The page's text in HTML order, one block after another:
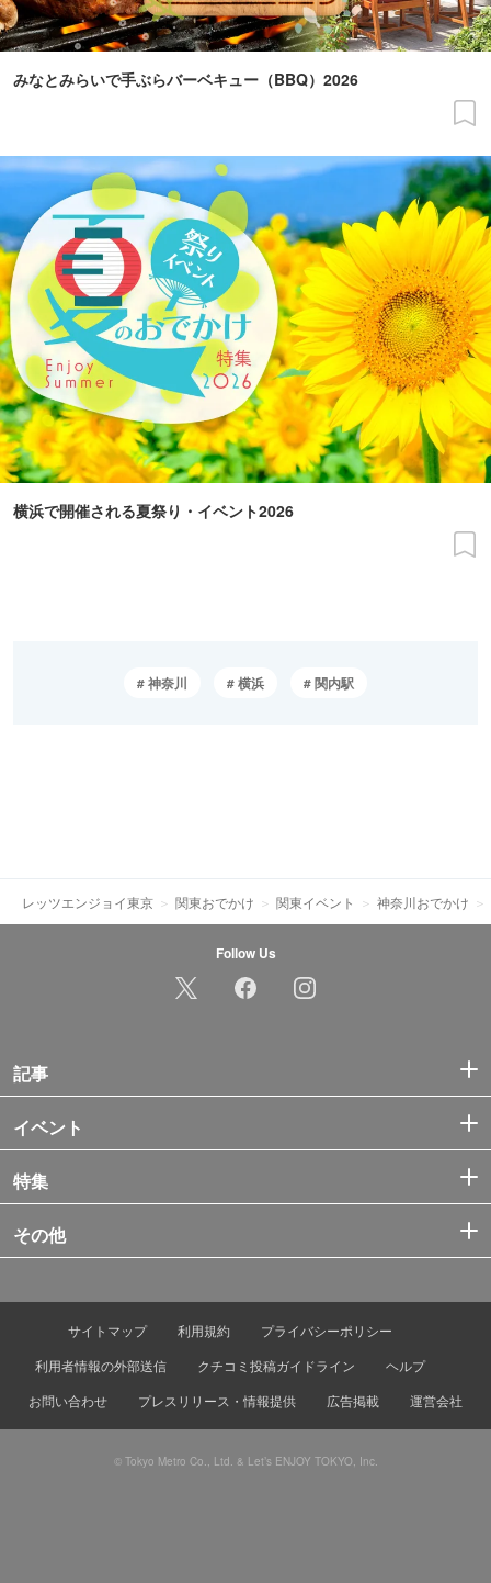
みなとみらいで手ぶらバーベキュー（BBQ）2026
横浜で開催される夏祭り・イベント2026
神奈川 横浜 関内駅
レッツエンジョイ東京 関東おでかけ 関東イベント 神奈川おでかけ
Follow Us
記事
イベント
特集
その他
サイトマップ 利用規約
プライバシーポリシー
利用者情報の外部送信
クチコミ投稿ガイドライン
ヘルプ
お問い合わせ
プレスリリース・情報提供 広告掲載 運営会社
© Tokyo Metro Co., Ltd. & Let’s ENJOY TOKYO, Inc.